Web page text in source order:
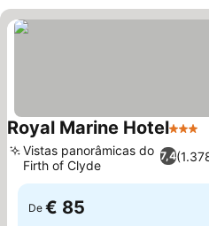
Royal Marine Hotel3
7,4
Vistas panorâmicas do
Firth of Clyde
De € 85